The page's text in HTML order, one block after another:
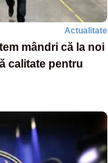
Actualitate
mândri că la noi
calitate pentru